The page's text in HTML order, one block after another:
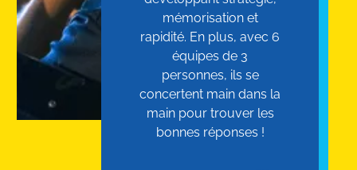
mémorisation et
rapidité. En plus, avec 6
équipes de 3
personnes, ils se
concertent main dans la
main pour trouver les
bonnes réponses !